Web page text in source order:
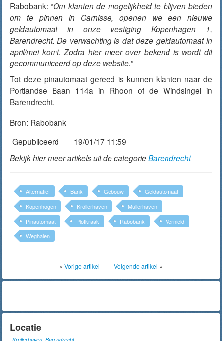
Rabobank: “Om klanten de mogelijkheid te blijven bieden
om te pinnen in Carnisse, openen we een nieuwe
geldautomaat in onze vestiging Kopenhagen 1,
Barendrecht. De verwachting is dat deze geldautomaat in
april/mei komt. Zodra hier meer over bekend is wordt dit
gecommuniceerd op deze website.”
Tot deze pinautomaat gereed is kunnen klanten naar de
Portlandse Baan 114a in Rhoon of de Windsingel in
Barendrecht.
Bron: Rabobank
Gepubliceerd
19/01/17 11:59
Bekijk hier meer artikels uit de categorieBarendrecht
Alternatief Bank Gebouw
Geldautomaat
Kopenhogen
Kröllerhaven
Mullerhaven
Pinautomaat
Plofkraak Rabobank
Vernield
Weghalen
« Vorige artikel | Volgende artikel »
Locatie
Krullerhaven, Barendrecht